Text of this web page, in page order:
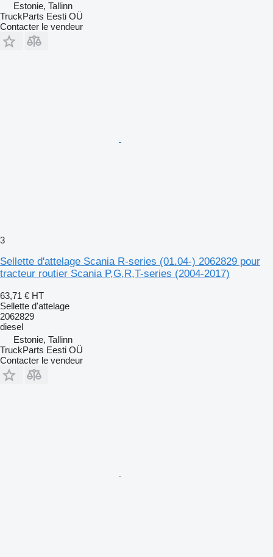
Estonie, Tallinn
TruckParts Eesti OÜ
Contacter le vendeur
3
Sellette d'attelage Scania R-series (01.04-) 2062829 pour
tracteur routier Scania P,G,R,T-series (2004-2017)
63,71 € HT
Sellette d'attelage
2062829
diesel
Estonie, Tallinn
TruckParts Eesti OÜ
Contacter le vendeur